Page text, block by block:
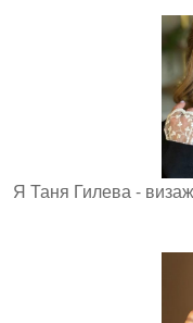
Я Таня Гилева -